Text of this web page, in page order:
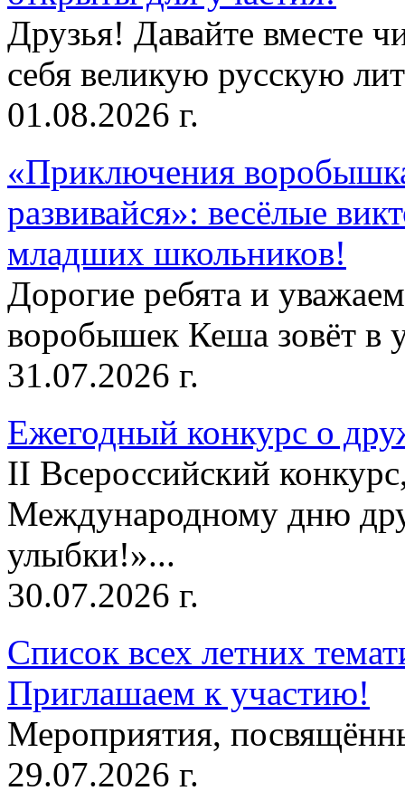
Друзья! Давайте вместе
себя великую русскую
01.08.2026 г.
«Приключения
развивайся»: весёлые
младших школьников!
Дорогие ребята и
воробышек Кеша зовёт в
31.07.2026 г.
Ежегодный конкурс о
II Всероссийский
Международному дню
улыбки!»...
30.07.2026 г.
Список всех летних
Приглашаем к участию!
Мероприятия,
29.07.2026 г.